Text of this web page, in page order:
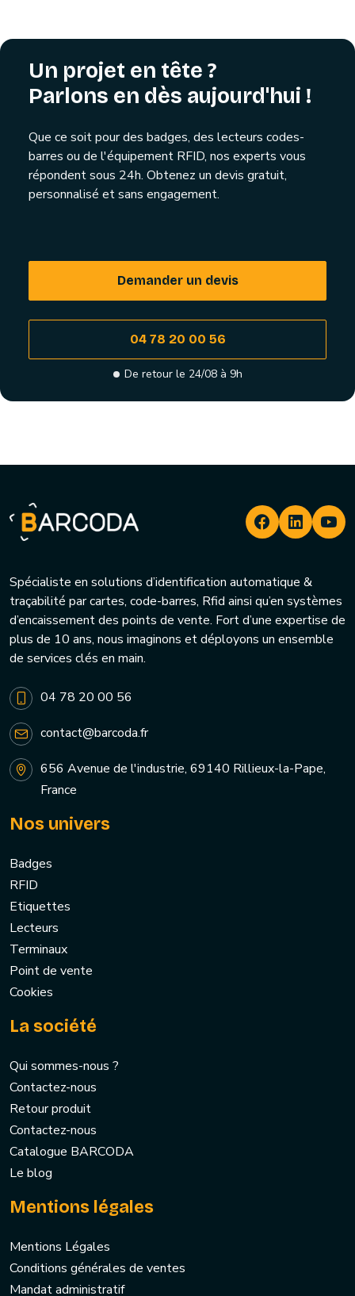
Un projet en tête ?
Parlons en dès aujourd'hui !
Que ce soit pour des badges, des lecteurs codes-
barres ou de l'équipement RFID, nos experts vous
répondent sous 24h. Obtenez un devis gratuit,
personnalisé et sans engagement.
Demander un devis
04 78 20 00 56
De retour le 24/08 à 9h
Spécialiste en solutions d’identification automatique &
traçabilité par cartes, code-barres, Rfid ainsi qu’en systèmes
d’encaissement des points de vente. Fort d’une expertise de
plus de 10 ans, nous imaginons et déployons un ensemble
de services clés en main.
04 78 20 00 56
contact@barcoda.fr
656 Avenue de l'industrie, 69140 Rillieux-la-Pape,
France
Nos univers
Badges
RFID
Etiquettes
Lecteurs
Terminaux
Point de vente
Cookies
La société
Qui sommes-nous ?
Contactez-nous
Retour produit
Contactez-nous
Catalogue BARCODA
Le blog
Mentions légales
Mentions Légales
Conditions générales de ventes
Mandat administratif